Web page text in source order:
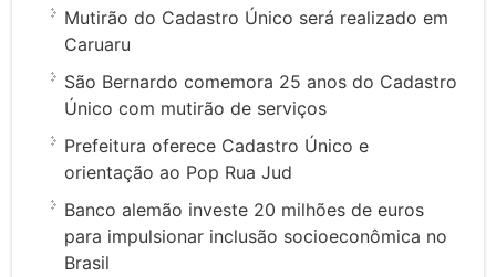
Mutirão do Cadastro Único será realizado em
Caruaru
São Bernardo comemora 25 anos do Cadastro
Único com mutirão de serviços
Prefeitura oferece Cadastro Único e
orientação ao Pop Rua Jud
Banco alemão investe 20 milhões de euros
para impulsionar inclusão socioeconômica no
Brasil